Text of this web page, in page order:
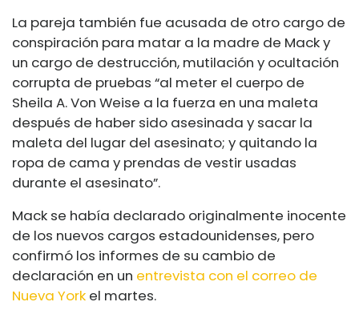
La pareja también fue acusada de otro cargo de
conspiración para matar a la madre de Mack y
un cargo de destrucción, mutilación y ocultación
corrupta de pruebas “al meter el cuerpo de
Sheila A. Von Weise a la fuerza en una maleta
después de haber sido asesinada y sacar la
maleta del lugar del asesinato; y quitando la
ropa de cama y prendas de vestir usadas
durante el asesinato”.
Mack se había declarado originalmente inocente
de los nuevos cargos estadounidenses, pero
confirmó los informes de su cambio de
declaración en un entrevista con el correo de
Nueva York el martes.